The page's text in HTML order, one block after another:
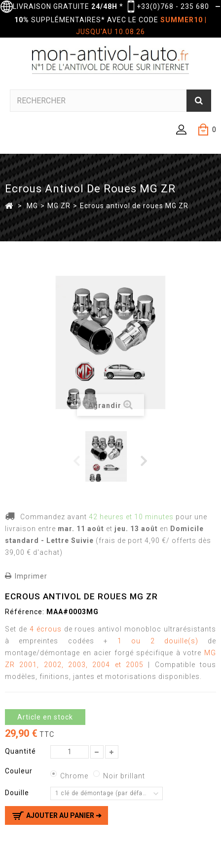
LIVRAISON GRATUITE 24/48H * +33(0)768 - 235 680
—
10% SUPPLÉMENTAIRES* AVEC LE CODE SUMMER10
JUSQU'AU 10.08.26
0
Ecrous Antivol De Roues MG ZR
> MG > MG ZR > Ecrous antivol de roues MG ZR
Agrandir
Commandez avant 42 heures et 10 minutes pour une
livraison entre mar. 11 août et jeu. 13 août en Domicile
standard - Lettre Suivie (frais de port 4,90 €/ offerts dès
39,00 € d'achat)
Imprimer
ECROUS ANTIVOL DE ROUES MG ZR
Référence: MAA#0003MG
Set de 4 écrous de roues antivol monobloc ultrarésistants
à empreintes codées + 1 ou 2 douille(s)
de
montage/démontage en acier forgé spécifique à votre MG
ZR 2001, 2002, 2003, 2004 et 2005
| Compatible tous
modèles, finitions, jantes et motorisations disponibles.
Article en stock
29,90 € TTC
Quantité
Couleur
Chrome Noir brillant
Douille 1 clé de démontage (par défaut)
AJOUTER AU PANIER ➔